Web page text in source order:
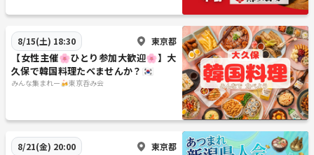
8/15(土) 18:30 東京都
【女性主催🌸ひとり参加大歓迎🌸】大
久保で韓国料理たべませんか？🇰🇷
みんな集まれー🍻東京呑み会
8/21(金) 20:00 東京都